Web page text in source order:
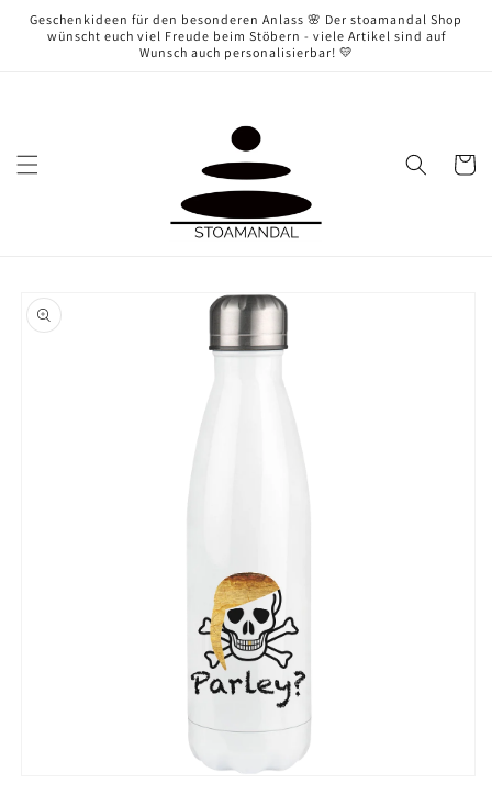
zum
Inhalt
Geschenkideen für den besonderen Anlass 🌸 Der stoamandal Shop
wünscht euch viel Freude beim Stöbern - viele Artikel sind auf
Wunsch auch personalisierbar! 💛